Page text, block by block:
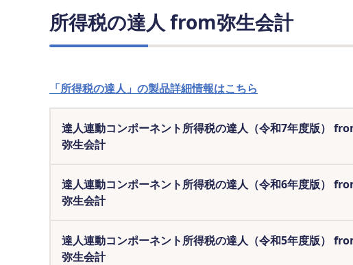
所得税の達人 from弥生会計
「所得税の達人」の製品詳細情報はこちら
達人連動コンポーネント所得税の達人（令和7年度版）
弥生会計
達人連動コンポーネント所得税の達人（令和6年度版）
弥生会計
達人連動コンポーネント所得税の達人（令和5年度版）
弥生会計